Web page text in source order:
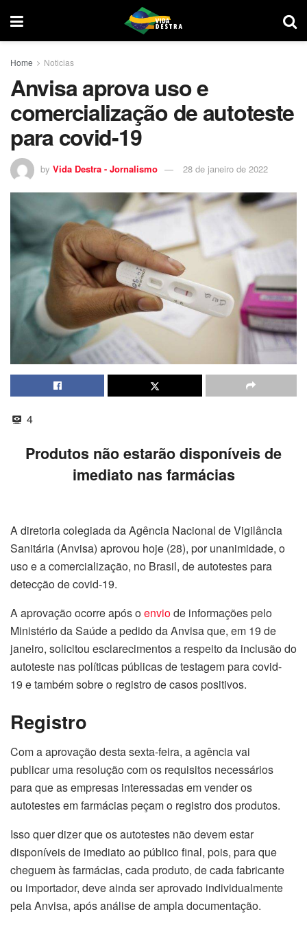
Home Noticias
Anvisa aprova uso e
comercialização de autoteste
para covid-19
by Vida Destra - Jornalismo 28 de janeiro de 2022
4
Produtos não estarão disponíveis de
imediato nas farmácias
A diretoria colegiada da Agência Nacional de Vigilância
Sanitária (Anvisa) aprovou hoje (28), por unanimidade, o
uso e a comercialização, no Brasil, de autotestes para
detecção de covid-19.
A aprovação ocorre após oenviode informações pelo
Ministério da Saúde a pedido da Anvisa que, em 19 de
janeiro, solicitou esclarecimentos a respeito da inclusão do
autoteste nas políticas públicas de testagem para covid-
19 e também sobre o registro de casos positivos.
Registro
Com a aprovação desta sexta-feira, a agência vai
publicar uma resolução com os requisitos necessários
para que as empresas interessadas em vender os
autotestes em farmácias peçam o registro dos produtos.
Isso quer dizer que os autotestes não devem estar
disponíveis de imediato ao público final, pois, para que
cheguem às farmácias, cada produto, de cada fabricante
ou importador, deve ainda ser aprovado individualmente
pela Anvisa, após análise de ampla documentação.